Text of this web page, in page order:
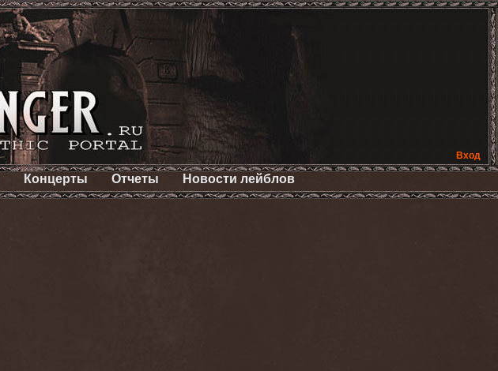
Вход
Концерты Отчеты Новости лейблов